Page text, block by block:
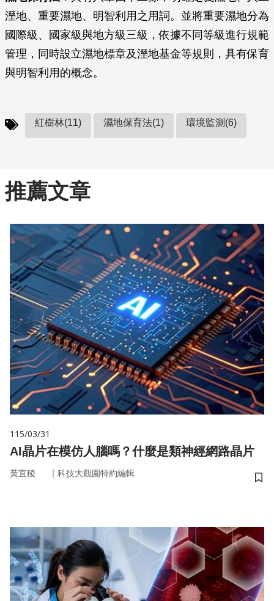
溼地、重要濕地、明智利用之用詞。並將重要濕地分為
國際級、國家級與地方級三級，依據不同等級進行規範
管理，同時設立濕地標章及溼地基金等規則，具有保育
與明智利用的概念。
紅樹林(11) 濕地保育法(1) 環境監測(6)
推薦文章
115/03/31
AI晶片在模仿人腦嗎？什麼是類神經網路晶片
黃宜稜 ｜ 科技大觀園特約編輯
儲